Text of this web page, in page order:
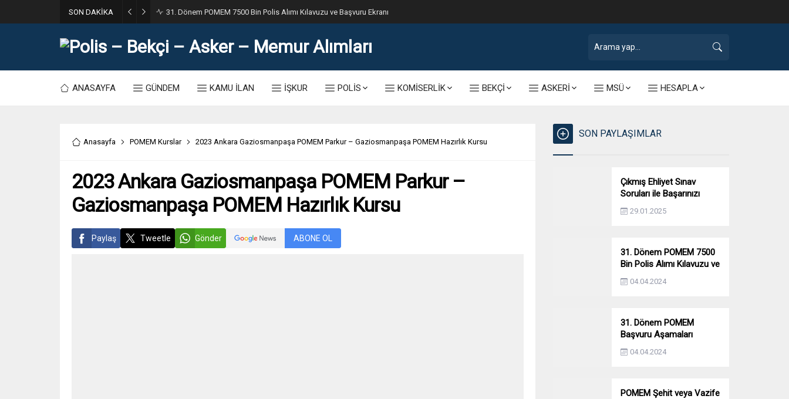
SON DAKİKA 31. Dönem POMEM 7500 Bin Polis Alımı Kılavuzu ve Başvuru Ekranı
ANASAYFA GÜNDEM KAMU İLAN İŞKUR POLİS KOMİSERLİK BEKÇİ ASKERİ MSÜ HESAPLA
Anasayfa POMEM Kurslar 2023 Ankara Gaziosmanpaşa POMEM Parkur – Gaziosmanpaşa POMEM Hazırlık Kursu
2023 Ankara Gaziosmanpaşa POMEM Parkur –
Gaziosmanpaşa POMEM Hazırlık Kursu
Paylaş Tweetle Gönder ABONE OL
SON PAYLAŞIMLAR
Çıkmış Ehliyet Sınav
Soruları ile Başarınızı
Artırın!
29.01.2025
31. Dönem POMEM 7500
Bin Polis Alımı Kılavuzu ve
Başvuru Ekranı
04.04.2024
31. Dönem POMEM
Başvuru Aşamaları
Nelerdir? Ön Sağlık –
Parkur – Mülakat
04.04.2024
POMEM Şehit veya Vazife